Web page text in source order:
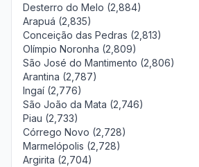
Desterro do Melo (2,884)
Arapuá (2,835)
Conceição das Pedras (2,813)
Olímpio Noronha (2,809)
São José do Mantimento (2,806)
Arantina (2,787)
Ingaí (2,776)
São João da Mata (2,746)
Piau (2,733)
Córrego Novo (2,728)
Marmelópolis (2,728)
Argirita (2,704)